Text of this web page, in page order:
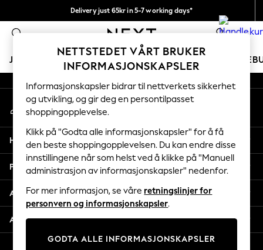
Delivery just 65kr in 5-7 working days*
Vi betaler alle tollavgifter 0
JENTER GUTTER BABY KVINNER MENN
GIRLS
New In
50 - 92cm
98 - 110cm
116 - 134cm
140 - 174cm
Trending: Top & Short Sets
Trending: Clogs
Toy Story
THE SET
Coats & Jackets
An error occurred on client
Våre sosiale nettverk
Min konto
Logg inn på kontoen din
Hjelp
Personvern & Juridisk
Avdelinger
Andre tjenester
NETTSTEDET VÅRT BRUKER
INFORMASJONSKAPSLER
Informasjonskapsler bidrar til nettverkets sikkerhet
og utvikling, og gir deg en persontilpasset
shoppingopplevelse.
Klikk på "Godta alle informasjonskapsler" for å få
den beste shoppingopplevelsen. Du kan endre disse
innstillingene når som helst ved å klikke på "Manuell
administrasjon av informasjonskapsler" nedenfor.
For mer informasjon, se våre retningslinjer for
personvern og informasjonskapsler.
GODTA ALLE INFORMASJONSKAPSLER